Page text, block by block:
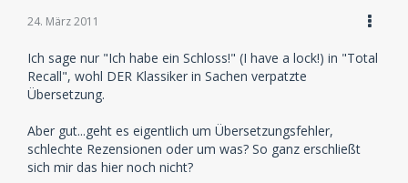
24. März 2011
Ich sage nur "Ich habe ein Schloss!" (I have a lock!) in "Total
Recall", wohl DER Klassiker in Sachen verpatzte
Übersetzung.
Aber gut...geht es eigentlich um Übersetzungsfehler,
schlechte Rezensionen oder um was? So ganz erschließt
sich mir das hier noch nicht?